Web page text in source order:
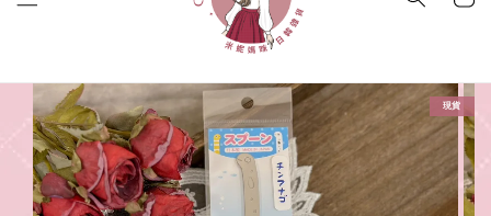
現貨